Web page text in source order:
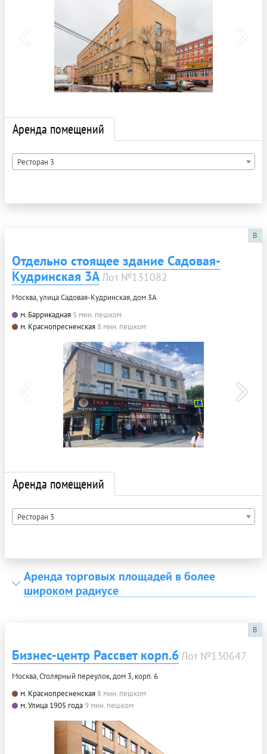
Аренда помещений
Ресторан 3
B
Отдельно стоящее здание Садовая-
Кудринская 3А Лот №131082
Москва, улица Садовая-Кудринская, дом 3А
м. Баррикадная 5 мин. пешком
м. Краснопресненская 8 мин. пешком
Аренда помещений
Ресторан 3
Аренда торговых площадей в более
широком радиусе
B
Бизнес-центр Рассвет корп.6Лот №130647
Москва, Столярный переулок, дом 3, корп. 6
м. Краснопресненская 8 мин. пешком
м. Улица 1905 года9 мин. пешком